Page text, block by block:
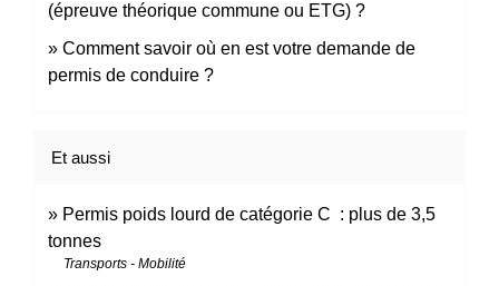
(épreuve théorique commune ou ETG) ?
Comment savoir où en est votre demande de
permis de conduire ?
Et aussi
Permis poids lourd de catégorie C : plus de 3,5
tonnes
Transports - Mobilité